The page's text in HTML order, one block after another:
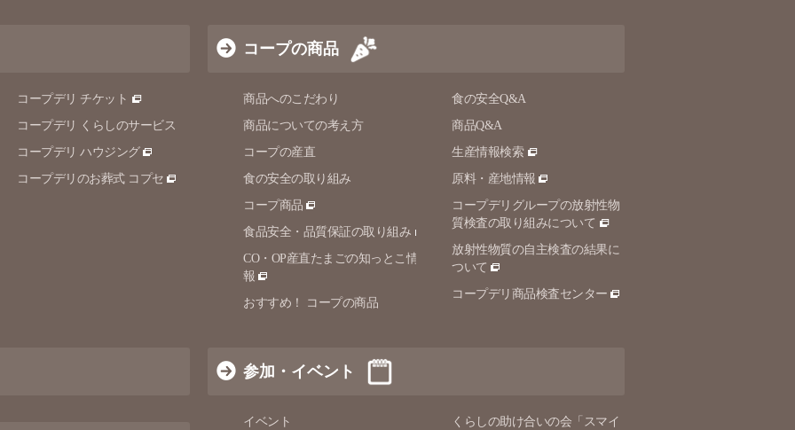
コープデリ チケット
コープデリ くらしのサービス
コープデリ ハウジング
コープデリのお葬式 コプセ
コープの商品
商品へのこだわり
商品についての考え方
コープの産直
食の安全の取り組み
コープ商品
食品安全・品質保証の取り組み
CO・OP産直たまごの知っとこ情
報
おすすめ！ コープの商品
食の安全Q&A
商品Q&A
生産情報検索
原料・産地情報
コープデリグループの放射性物
質検査の取り組みについて
放射性物質の自主検査の結果に
ついて
コープデリ商品検査センター
参加・イベント
イベント
くらしの助け合いの会「スマイ